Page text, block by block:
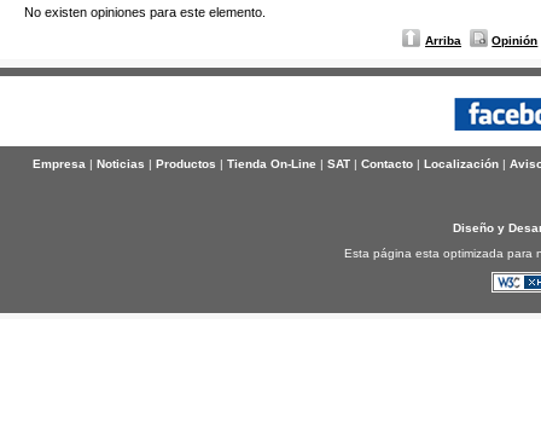
No existen opiniones para este elemento.
Arriba Opinión
Empresa| Noticias | Productos | Tienda On-Line | SAT| Contacto| Localización|
Diseño y
Esta página esta optimizada para